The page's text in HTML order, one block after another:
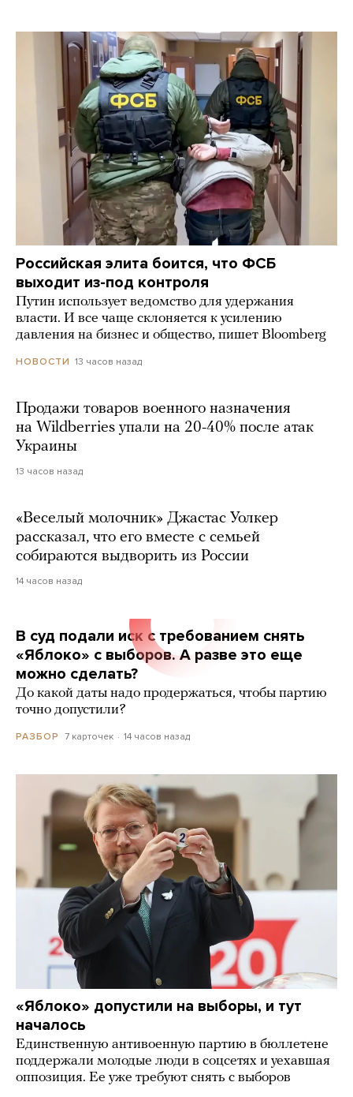
Российская элита боится, что ФСБ
выходит из-под контроля
Путин использует ведомство для удержания
власти. И все чаще склоняется к усилению
давления на бизнес и общество, пишет Bloomberg
НОВОСТИ 13 часов назад
Продажи товаров военного назначения
на Wildberries упали на 20-40% после атак
Украины
13 часов назад
«Веселый молочник» Джастас Уолкер
рассказал, что его вместе с семьей
собираются выдворить из России
14 часов назад
В суд подали иск с требованием снять
«Яблоко» с выборов. А разве это еще
можно сделать?
До какой даты надо продержаться, чтобы партию
точно допустили?
РАЗБОР 7 карточек 14 часов назад
«Яблоко» допустили на выборы, и тут
началось
Единственную антивоенную партию в бюллетене
поддержали молодые люди в соцсетях и уехавшая
оппозиция. Ее уже требуют снять с выборов